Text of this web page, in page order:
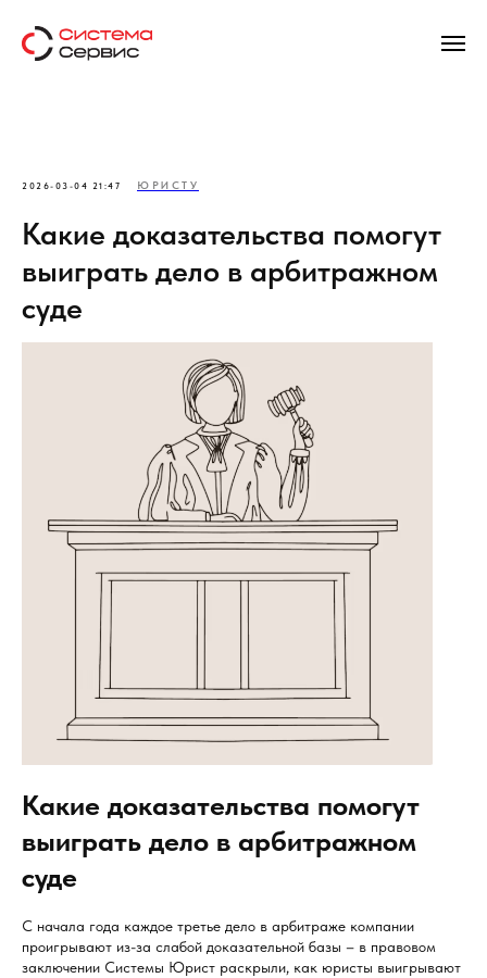
2026-03-04 21:47 ЮРИСТУ
Какие доказательства помогут
выиграть дело в арбитражном
суде
Какие доказательства помогут
выиграть дело в арбитражном
суде
С начала года каждое третье дело в арбитраже компании
проигрывают из-за слабой доказательной базы – в правовом
заключении Системы Юрист раскрыли, как юристы выигрывают